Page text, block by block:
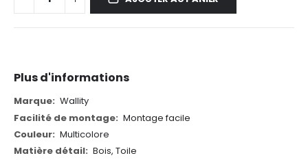
Plus d'informations
Plus
d'informations
Wallity
Montage facile
Multicolore
Bois, Toile